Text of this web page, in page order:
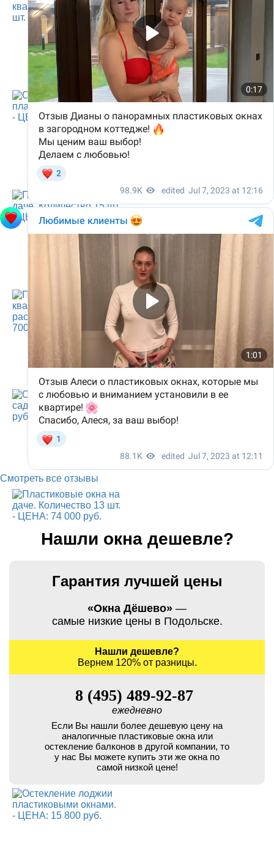
Смотреть все отзывы
Нашли окна дешевле?
Гарантия лучшей цены
«Окна Дёшево» —
самые низкие цены в Подольске.
Нашли дешевле?
Вернем 120% от разницы.
8 (495) 489-92-87
ежедневно
Если Вы нашли более дешевую цену на
аналогичные пластиковые окна или
остекление балконов в другой компании, то
у нас Вы можете купить эти же окна по
самой низкой цене!